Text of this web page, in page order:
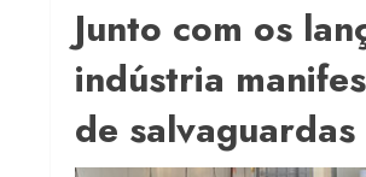
Junto com os
indústria
de